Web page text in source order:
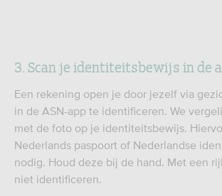
3. Scan je identiteitsbewijs in de
Een rekening open je door jezelf via
in de ASN-app te identificeren. We
met de foto op je identiteitsbewijs.
Nederlands paspoort of Nederlandse
nodig. Houd deze bij de hand. Met een
niet identificeren.